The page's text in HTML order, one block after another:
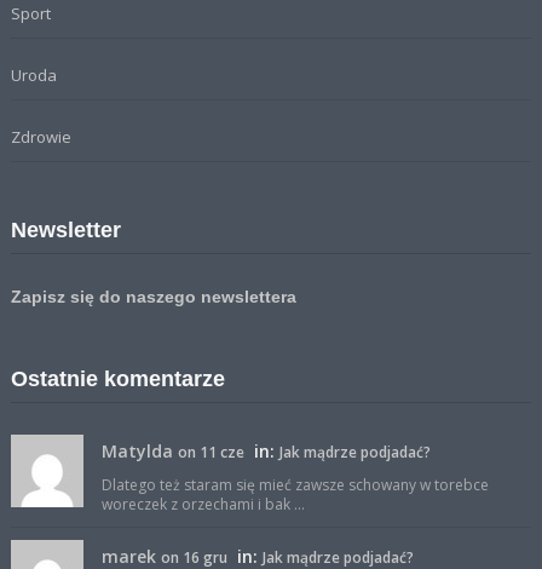
Sport
Uroda
Zdrowie
Newsletter
Zapisz się do naszego newslettera
Ostatnie komentarze
Matylda on 11 cze in: Jak mądrze podjadać?
Dlatego też staram się mieć zawsze schowany w torebce
woreczek z orzechami i bak ...
marek on 16 gru in: Jak mądrze podjadać?